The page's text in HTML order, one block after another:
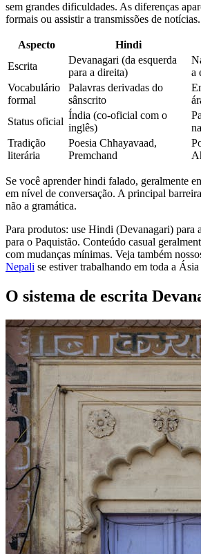
sem grandes dificuldades. As diferenças
formais ou assistir a transmissões de notícias.
Aspecto Hindi
Escrita
Devanagari (da esquerda
para a direita)
a
Vocabulário
formal
Palavras derivadas do
sânscrito
Status oficial
Índia (co-oficial com o
inglês)
Tradição
literária
Poesia Chhayavaad,
Premchand
Se você aprender hindi falado, geralmente
em nível de conversação. A principal
não a gramática.
Para produtos: use Hindi (Devanagari)
para o Paquistão. Conteúdo casual
com mudanças mínimas. Veja também
Nepali se estiver trabalhando em toda a
O sistema de escrita